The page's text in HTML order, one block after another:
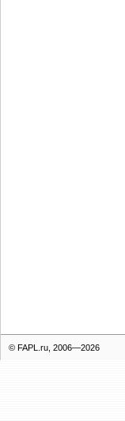
© FAPL.ru, 2006—2026